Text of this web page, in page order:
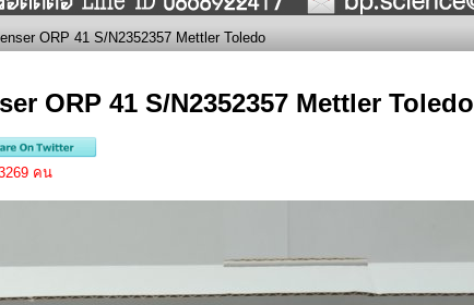
ORP 41 S/N2352357 Mettler Toledo
ORP 41 S/N2352357 Mettler Toledo
คน